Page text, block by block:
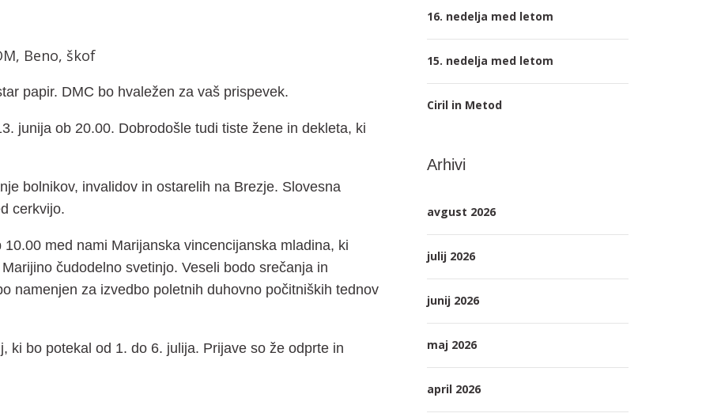
Beno, škof
papir. DMC bo hvaležen za vaš prispevek.
junija ob 20.00. Dobrodošle tudi tiste žene in dekleta, ki
bolnikov, invalidov in ostarelih na Brezje. Slovesna
cerkvijo.
med nami Marijanska vincencijanska mladina, ki
čudodelno svetinjo. Veseli bodo srečanja in
namenjen za izvedbo poletnih duhovno počitniških tednov
ki bo potekal od 1. do 6. julija. Prijave so že odprte in
16. nedelja med letom
15. nedelja med letom
Ciril in Metod
Arhivi
avgust 2026
julij 2026
junij 2026
maj 2026
april 2026